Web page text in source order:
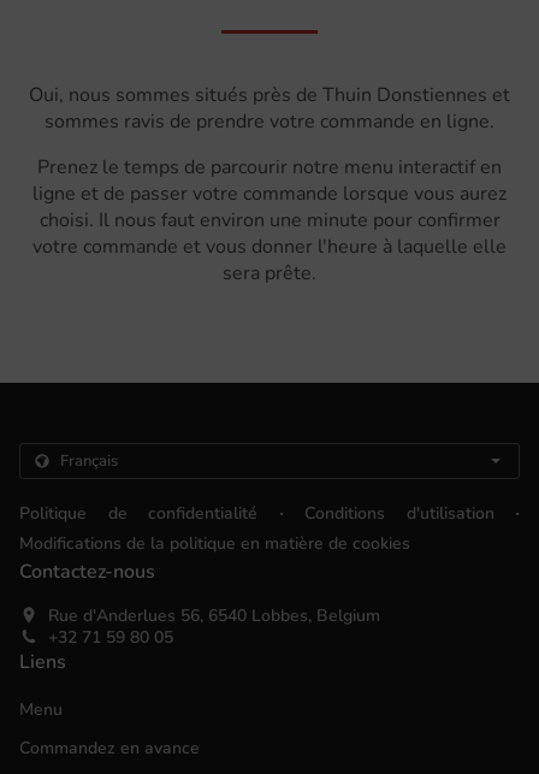
Oui, nous sommes situés près de Thuin Donstiennes et
sommes ravis de prendre votre commande en ligne.
Prenez le temps de parcourir notre menu interactif en
ligne et de passer votre commande lorsque vous aurez
choisi. Il nous faut environ une minute pour confirmer
votre commande et vous donner l'heure à laquelle elle
sera prête.
Politique de confidentialité . Conditions d'utilisation .
Modifications de la politique en matière de cookies
Contactez-nous
Rue d'Anderlues 56, 6540 Lobbes, Belgium
+32 71 59 80 05
Liens
Menu
Commandez en avance